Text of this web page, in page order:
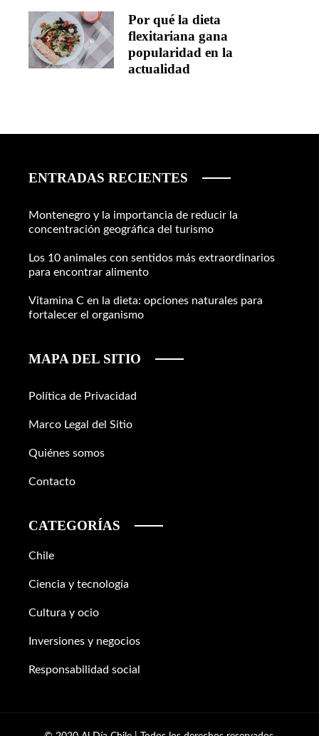
Por qué la dieta
flexitariana gana
popularidad en la
actualidad
ENTRADAS RECIENTES
Montenegro y la importancia de reducir la
concentración geográfica del turismo
Los 10 animales con sentidos más extraordinarios
para encontrar alimento
Vitamina C en la dieta: opciones naturales para
fortalecer el organismo
MAPA DEL SITIO
Política de Privacidad
Marco Legal del Sitio
Quiénes somos
Contacto
CATEGORÍAS
Chile
Ciencia y tecnología
Cultura y ocio
Inversiones y negocios
Responsabilidad social